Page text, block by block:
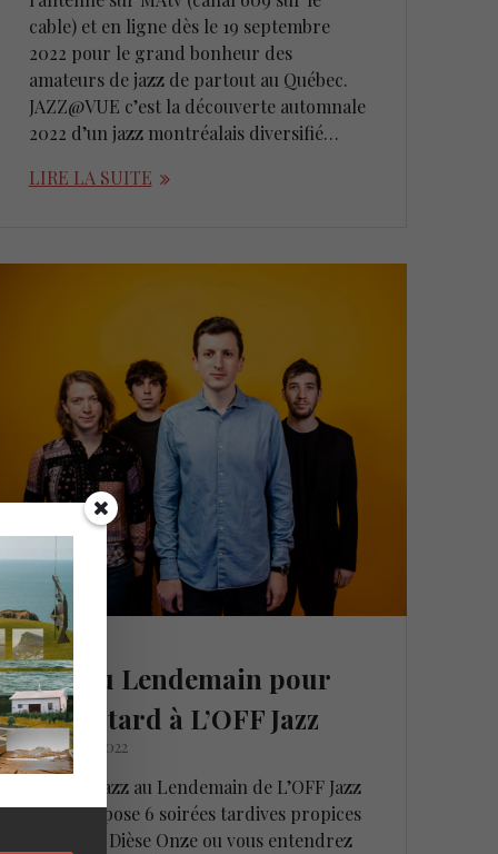
cable) et en ligne dès le 19 septembre
2022 pour le grand bonheur des
amateurs de jazz de partout au Québec.
JAZZ@VUE c’est la découverte automnale
2022 d’un jazz montréalais diversifié…
LIRE LA SUITE
Jazz au Lendemain pour
jazzer tard à L’OFF Jazz
5 octobre 2022
La série Jazz au Lendemain de L’OFF Jazz
nous propose 6 soirées tardives propices
au jazz @ Dièse Onze ou vous entendrez